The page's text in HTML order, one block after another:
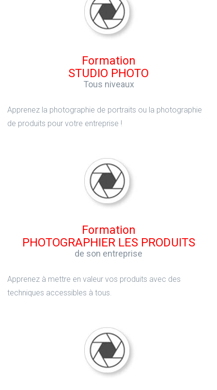
Formation
STUDIO PHOTO
Tous niveaux
Apprenez la photographie de portraits ou la photographie
de produits pour votre entreprise !
Formation
PHOTOGRAPHIER LES PRODUITS
de son entreprise
Apprenez à mettre en valeur vos produits avec des
techniques accessibles à tous.